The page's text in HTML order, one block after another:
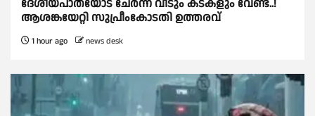
ദേശീയപാതയോട് ചേര്‍ന്ന് വീടും കടകളും വേണ്ട..!
ആശങ്കയേറ്റി സുപ്രീംകോടതി ഉത്തരവ്
1 hour ago news desk